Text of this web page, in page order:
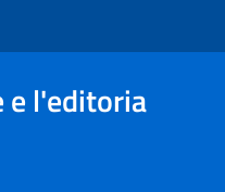
e l'editoria